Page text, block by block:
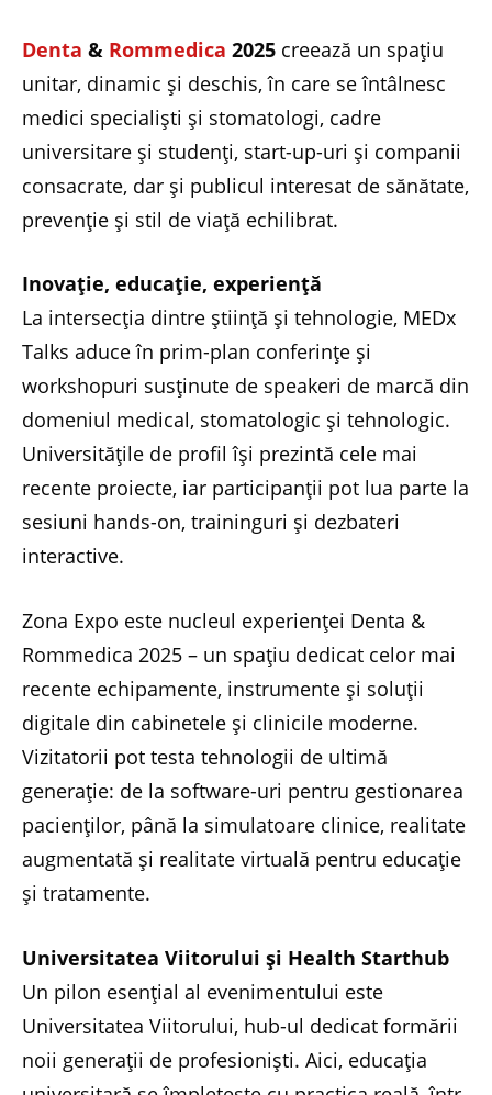
Denta & Rommedica 2025 creează un spațiu
unitar, dinamic și deschis, în care se întâlnesc
medici specialiști și stomatologi, cadre
universitare și studenți, start-up-uri și companii
consacrate, dar și publicul interesat de sănătate,
prevenție și stil de viață echilibrat.
Inovație, educație, experiență
La intersecția dintre știință și tehnologie, MEDx
Talks aduce în prim-plan conferințe și
workshopuri susținute de speakeri de marcă din
domeniul medical, stomatologic și tehnologic.
Universitățile de profil își prezintă cele mai
recente proiecte, iar participanții pot lua parte la
sesiuni hands-on, traininguri și dezbateri
interactive.
Zona Expo este nucleul experienței Denta &
Rommedica 2025 – un spațiu dedicat celor mai
recente echipamente, instrumente și soluții
digitale din cabinetele și clinicile moderne.
Vizitatorii pot testa tehnologii de ultimă
generație: de la software-uri pentru gestionarea
pacienților, până la simulatoare clinice, realitate
augmentată și realitate virtuală pentru educație
și tratamente.
Universitatea Viitorului și Health Starthub
Un pilon esențial al evenimentului este
Universitatea Viitorului, hub-ul dedicat formării
noii generații de profesioniști. Aici, educația